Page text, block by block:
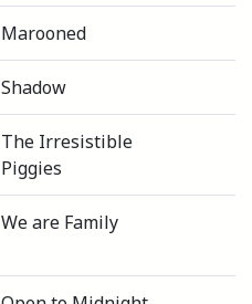
Marooned
Shadow
The Irresistible
Piggies
We are Family